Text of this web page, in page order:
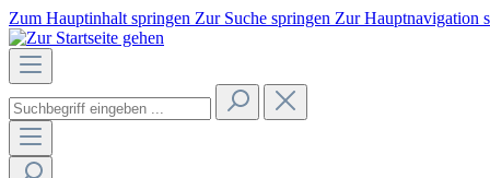
Zum Hauptinhalt springen Zur Suche springen Zur Hauptnavigation